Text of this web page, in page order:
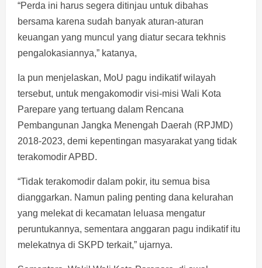
“Perda ini harus segera ditinjau untuk dibahas
bersama karena sudah banyak aturan-aturan
keuangan yang muncul yang diatur secara tekhnis
pengalokasiannya,” katanya,
Ia pun menjelaskan, MoU pagu indikatif wilayah
tersebut, untuk mengakomodir visi-misi Wali Kota
Parepare yang tertuang dalam Rencana
Pembangunan Jangka Menengah Daerah (RPJMD)
2018-2023, demi kepentingan masyarakat yang tidak
terakomodir APBD.
“Tidak terakomodir dalam pokir, itu semua bisa
dianggarkan. Namun paling penting dana kelurahan
yang melekat di kecamatan leluasa mengatur
peruntukannya, sementara anggaran pagu indikatif itu
melekatnya di SKPD terkait,” ujarnya.